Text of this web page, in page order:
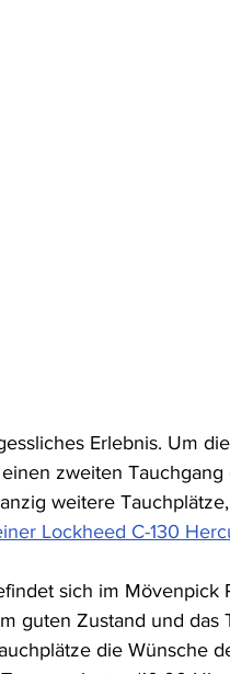
Erlebnis. Um
zweiten
weitere
Lockheed C-130
sich im Mövenpick
guten Zustand und das
die Wünsche